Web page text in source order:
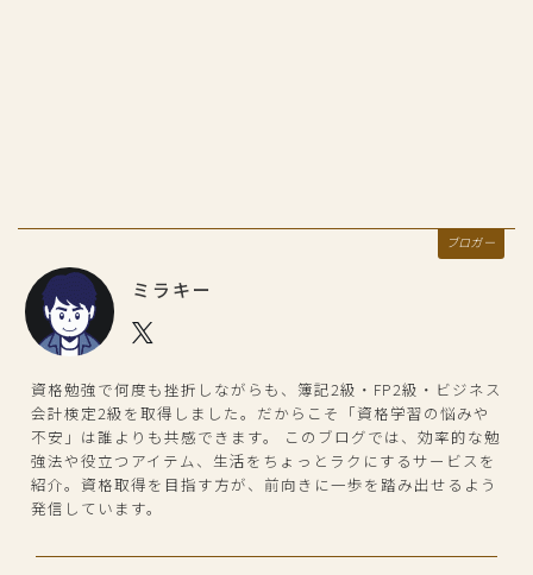
ブロガー
ミラキー
資格勉強で何度も挫折しながらも、簿記2級・FP2級・ビジネス
会計検定2級を取得しました。だからこそ「資格学習の悩みや
不安」は誰よりも共感できます。 このブログでは、効率的な勉
強法や役立つアイテム、生活をちょっとラクにするサービスを
紹介。資格取得を目指す方が、前向きに一歩を踏み出せるよう
発信しています。